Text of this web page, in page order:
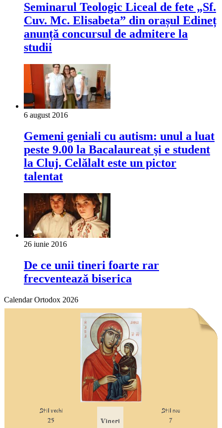
Seminarul Teologic Liceal de fete „Sf.
Cuv. Mc. Elisabeta” din orașul Edineț
anunță concursul de admitere la
studii
6 august 2016
Gemeni geniali cu autism: unul a luat
peste 9.00 la Bacalaureat şi e student
la Cluj. Celălalt este un pictor
talentat
26 iunie 2016
De ce unii tineri foarte rar
frecventează biserica
Calendar Ortodox 2026